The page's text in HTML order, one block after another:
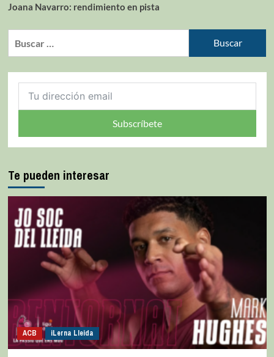
Joana Navarro: rendimiento en pista
Subscríbete
Te pueden interesar
ACB iLerna Lleida